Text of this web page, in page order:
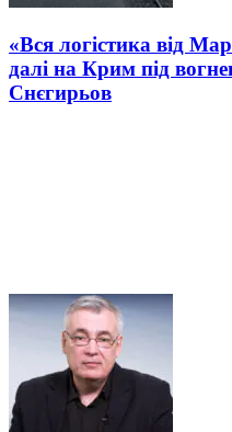
«Вся логістика від
далі на Крим під
Снєгирьов